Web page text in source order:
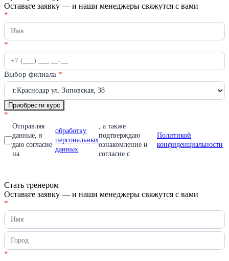
Оставьте заявку — и наши менеджеры свяжутся с вами
Приобрести
курс
*
*
Выбор филиала *
Приобрести курс
*
Отправляя
данные, я
даю согласие
на
обработку
персональных
данных
, а также
подтверждаю
ознакомление и
согласие с
Политикой
конфиденциальности
.
Если
вы
человек,
оставьте
это
поле
пустым.
Стать тренером
Оставьте заявку — и наши менеджеры свяжутся с вами
Стать
тренером
*
*
Если
вы
человек,
оставьте
это
поле